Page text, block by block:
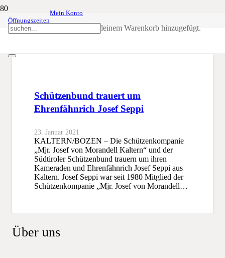
Öffnungszeiten
Mein Konto
wurde deinem Warenkorb hinzugefügt.
Ehrenfähnrich
Schützenbund trauert um
Ehrenfähnrich Josef Seppi
23. Januar 2021
KALTERN/BOZEN – Die Schützenkompanie
„Mjr. Josef von Morandell Kaltern“ und der
Südtiroler Schützenbund trauern um ihren
Kameraden und Ehrenfähnrich Josef Seppi aus
Kaltern. Josef Seppi war seit 1980 Mitglied der
Schützenkompanie „Mjr. Josef von Morandell…
Über uns